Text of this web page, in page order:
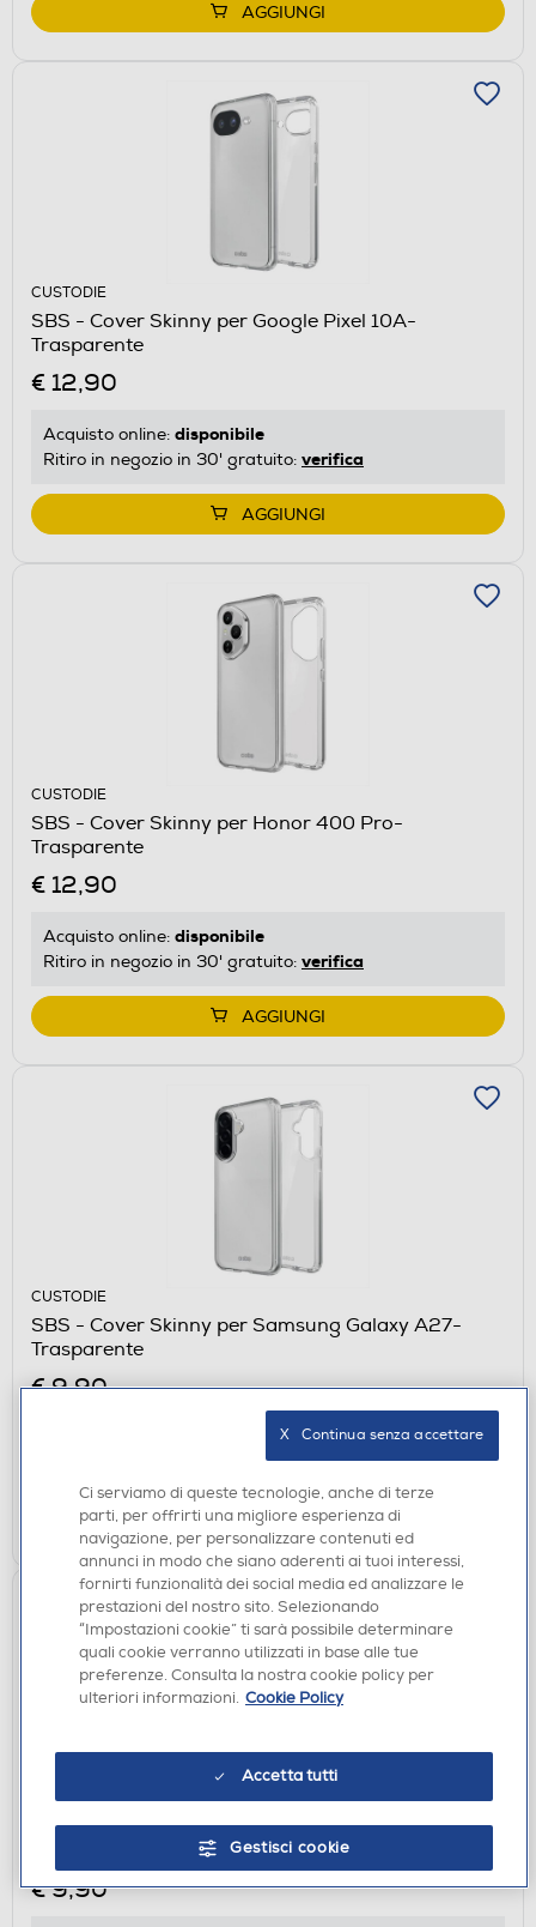
AGGIUNGI
CUSTODIE
SBS - Cover Skinny per Google Pixel 10A-
Trasparente
€ 12,90
Acquisto online: disponibile
Ritiro in negozio in 30' gratuito: verifica
AGGIUNGI
CUSTODIE
SBS - Cover Skinny per Honor 400 Pro-
Trasparente
€ 12,90
Acquisto online: disponibile
Ritiro in negozio in 30' gratuito: verifica
AGGIUNGI
CUSTODIE
SBS - Cover Skinny per Samsung Galaxy A27-
Trasparente
€ 9,90
Ritiro in negozio in 30' gratuito:verifica
AGGIUNGI
CUSTODIE
SBS - Cover Skinny per Oppo A6 Pro 5G-
€ 9,90
Ci serviamo di queste tecnologie, anche di terze
parti, per offrirti una migliore esperienza di
navigazione, per personalizzare contenuti ed
annunci in modo che siano aderenti ai tuoi interessi,
fornirti funzionalità dei social media ed analizzare le
prestazioni del nostro sito. Selezionando
“Impostazioni cookie” ti sarà possibile determinare
quali cookie verranno utilizzati in base alle tue
preferenze. Consulta la nostra cookie policy per
ulteriori informazioni. Cookie Policy
Accetta tutti
Gestisci cookie
X   Continua senza accettare